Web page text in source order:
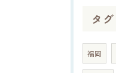
タグ
福岡